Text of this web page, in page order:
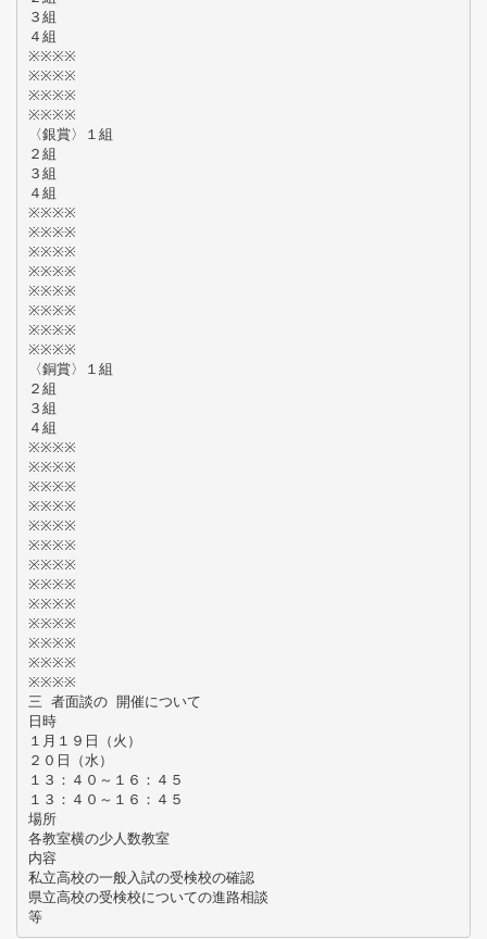
３組
４組
※※※※
※※※※
※※※※
※※※※
〈銀賞〉１組
２組
３組
４組
※※※※
※※※※
※※※※
※※※※
※※※※
※※※※
※※※※
※※※※
〈銅賞〉１組
２組
３組
４組
※※※※
※※※※
※※※※
※※※※
※※※※
※※※※
※※※※
※※※※
※※※※
※※※※
※※※※
※※※※
※※※※
三 者面談の 開催について
日時
１月１９日（火）
２０日（水）
１３：４０～１６：４５
１３：４０～１６：４５
場所
各教室横の少人数教室
内容
私立高校の一般入試の受検校の確認
県立高校の受検校についての進路相談
等